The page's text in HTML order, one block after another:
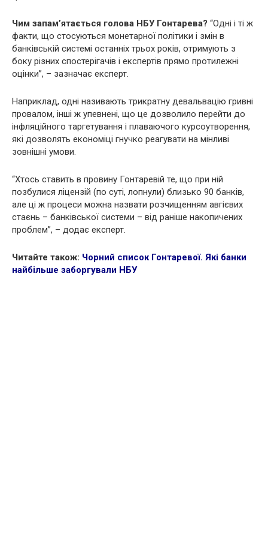
Чим запам’ятається голова НБУ Гонтарева? “Одні і ті ж
факти, що стосуються монетарної політики і змін в
банківській системі останніх трьох років, отримують з
боку різних спостерігачів і експертів прямо протилежні
оцінки”, – зазначає експерт.
Наприклад, одні називають трикратну девальвацію гривні
провалом, інші ж упевнені, що це дозволило перейти до
інфляційного таргетування і плаваючого курсоутворення,
які дозволять економіці гнучко реагувати на мінливі
зовнішні умови.
“Хтось ставить в провину Гонтаревій те, що при ній
позбулися ліцензій (по суті, лопнули) близько 90 банків,
але ці ж процеси можна назвати розчищенням авгієвих
стаєнь – банківської системи – від раніше накопичених
проблем”, – додає експерт.
Читайте також: Чорний список Гонтаревої. Які банки
найбільше заборгували НБУ